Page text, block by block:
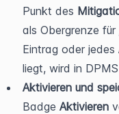
Punkt des
als Obergrenze
Eintrag oder
liegt, wird in
Aktivieren und
Badge Aktivieren